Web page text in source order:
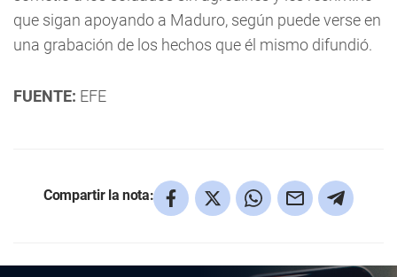
que sigan apoyando a Maduro, según puede verse en
una grabación de los hechos que él mismo difundió.
FUENTE: EFE
Compartir la nota: